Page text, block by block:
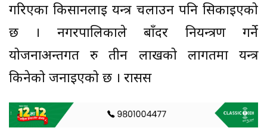
गरिएका किसानलाई यन्त्र चलाउन पनि सिकाइएको
छ । नगरपालिकाले बाँदर नियन्त्रण गर्ने
योजनाअन्तर्गत रु तीन लाखको लागतमा यन्त्र
किनेको जनाइएको छ । रासस